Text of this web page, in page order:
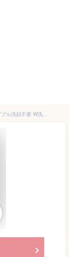
保湿クレンジングジェル メイク落とし マツエクOK ダブル洗顔不要 W洗顔不要 子育てママ しっとり 化粧落とし 角質ケア ニキビケア ニキビ肌 毛穴開き 毛穴改善 毛穴汚れ 毛穴パック 角栓 洗顔 黒ずみ くすみ ニキビ 洗顔料 敏感肌 乾燥肌